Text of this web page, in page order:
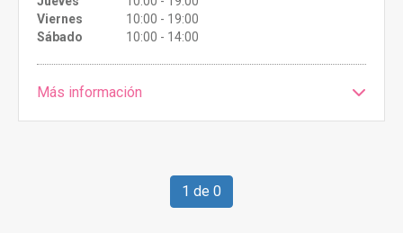
Viernes
10:00 - 19:00
Sábado
10:00 - 14:00
Más información
1 de 0